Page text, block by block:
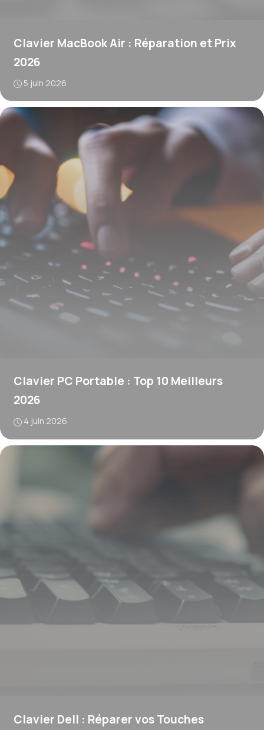
Clavier MacBook Air : Réparation et Prix
2026
5 juin 2026
Clavier PC Portable : Top 10 Meilleurs
2026
4 juin 2026
Clavier Dell : Réparer vos Touches